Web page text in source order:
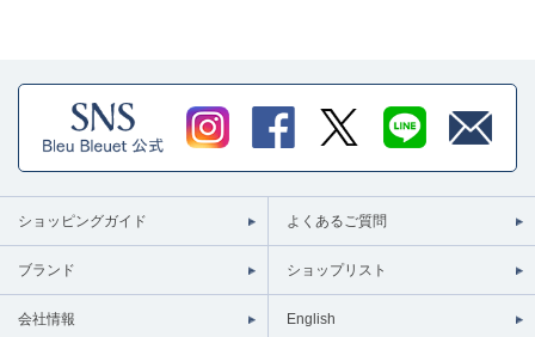
ショッピングガイド よくあるご質問
ブランド ショップリスト
会社情報 English